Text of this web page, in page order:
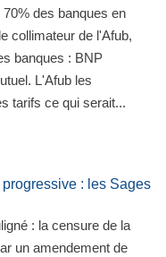
des banques en
collimateur de l'Afub,
banques : BNP
L'Afub les
tarifs ce qui serait...
: les Sages
: la censure de la
un amendement de